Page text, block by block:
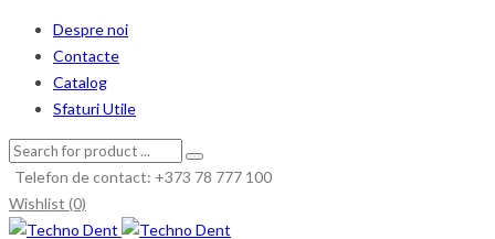
Despre noi
Contacte
Catalog
Sfaturi Utile
Telefon de contact: +373 78 777 100
Wishlist (0)